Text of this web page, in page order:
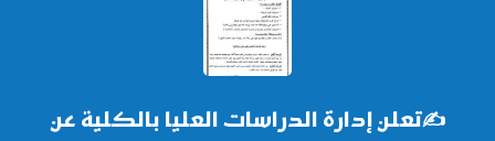
✍تعلن إدارة الدراسات العليا بالكلية عن